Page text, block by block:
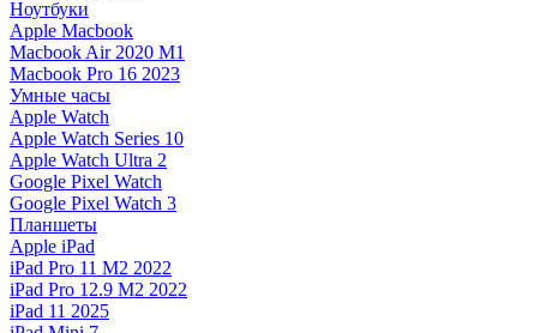
Ноутбуки
Apple Macbook
Macbook Air 2020 M1
Macbook Pro 16 2023
Умные часы
Apple Watch
Apple Watch Series 10
Apple Watch Ultra 2
Google Pixel Watch
Google Pixel Watch 3
Планшеты
Apple iPad
iPad Pro 11 M2 2022
iPad Pro 12.9 M2 2022
iPad 11 2025